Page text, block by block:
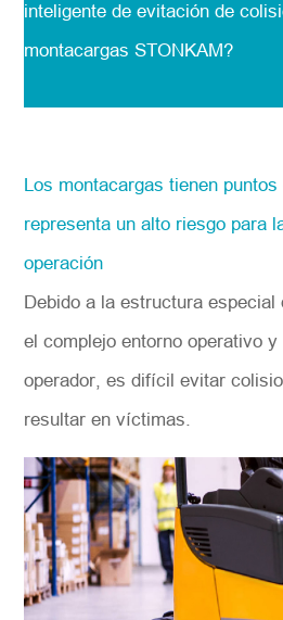
inteligente de evitación de
montacargas STONKAM?
Los montacargas tienen
representa un alto riesgo para
operación
Debido a la estructura
el complejo entorno operativo
operador, es difícil evitar
resultar en víctimas.